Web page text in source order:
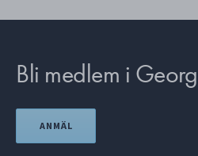
Bli medlem i
ANMÄL